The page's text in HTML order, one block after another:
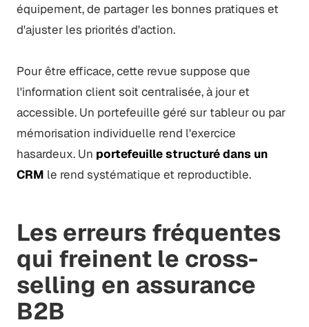
équipement, de partager les bonnes pratiques et
d'ajuster les priorités d'action.
Pour être efficace, cette revue suppose que
l'information client soit centralisée, à jour et
accessible. Un portefeuille géré sur tableur ou par
mémorisation individuelle rend l'exercice
hasardeux. Un portefeuille structuré dans un
CRM le rend systématique et reproductible.
Les erreurs fréquentes
qui freinent le cross-
selling en assurance
B2B